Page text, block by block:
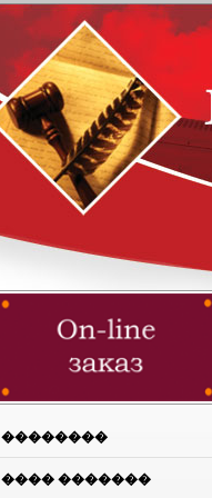
��������
���� �������